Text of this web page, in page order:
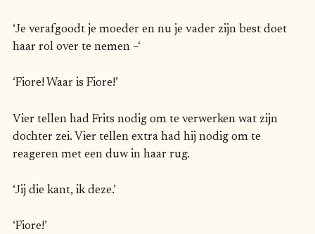
‘Je verafgoodt je moeder en nu je vader zijn best doet
haar rol over te nemen –‘
‘Fiore! Waar is Fiore!’
Vier tellen had Frits nodig om te verwerken wat zijn
dochter zei. Vier tellen extra had hij nodig om te
reageren met een duw in haar rug.
‘Jij die kant, ik deze.’
‘Fiore!’